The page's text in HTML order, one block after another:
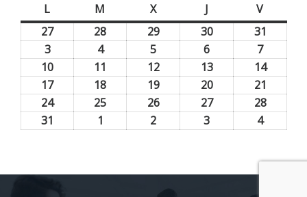
L M Xmiércoles J Vviernes
2727
28 2929
2026
3030
2026
31
2026
33
agosto,
2026
44
agosto,
2026
5
agosto,
2026
6
agosto,
2026
77
agosto,
2026
10
agosto,
2026
11 1212
agosto,
2026
1313
agosto,
2026
1414
2026
1717
agosto,
18 1919
agosto,
2020
agosto,
21
agosto,
2424
25 2626
2727
2828
31 1 2 3 44